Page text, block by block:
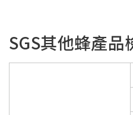
SGS其他蜂產品